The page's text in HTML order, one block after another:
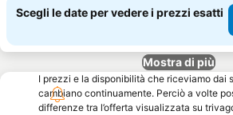
Scegli le date per vedere i prezzi esatti
Mostra di più
I prezzi e la disponibilità che riceviamo dai
cambiano continuamente. Perciò a volte
differenze tra l’offerta visualizzata su